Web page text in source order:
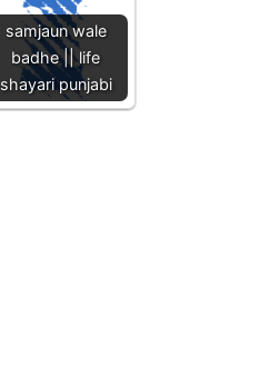
samjaun wale
badhe || life
shayari punjabi